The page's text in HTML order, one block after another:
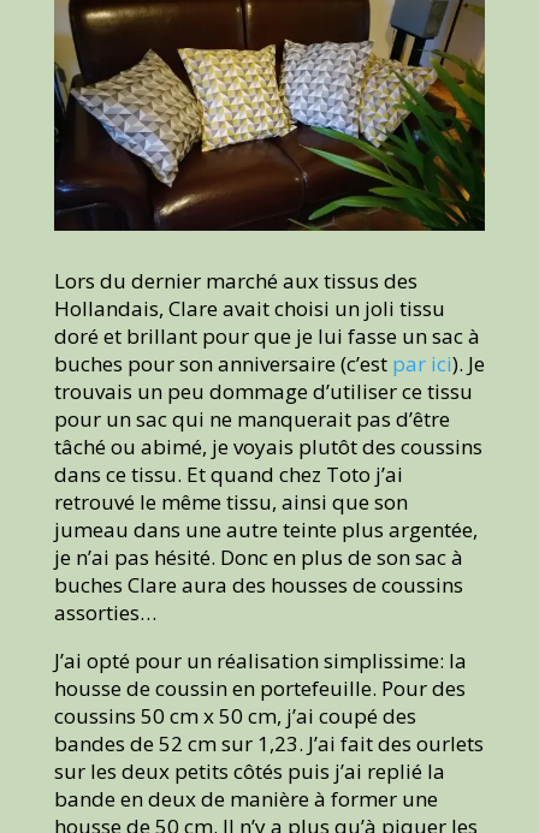
Lors du dernier marché aux tissus des
Hollandais, Clare avait choisi un joli tissu
doré et brillant pour que je lui fasse un sac à
buches pour son anniversaire (c’est par ici). Je
trouvais un peu dommage d’utiliser ce tissu
pour un sac qui ne manquerait pas d’être
tâché ou abimé, je voyais plutôt des coussins
dans ce tissu. Et quand chez Toto j’ai
retrouvé le même tissu, ainsi que son
jumeau dans une autre teinte plus argentée,
je n’ai pas hésité. Donc en plus de son sac à
buches Clare aura des housses de coussins
assorties…
J’ai opté pour un réalisation simplissime: la
housse de coussin en portefeuille. Pour des
coussins 50 cm x 50 cm, j’ai coupé des
bandes de 52 cm sur 1,23. J’ai fait des ourlets
sur les deux petits côtés puis j’ai replié la
bande en deux de manière à former une
housse de 50 cm. Il n’y a plus qu’à piquer les